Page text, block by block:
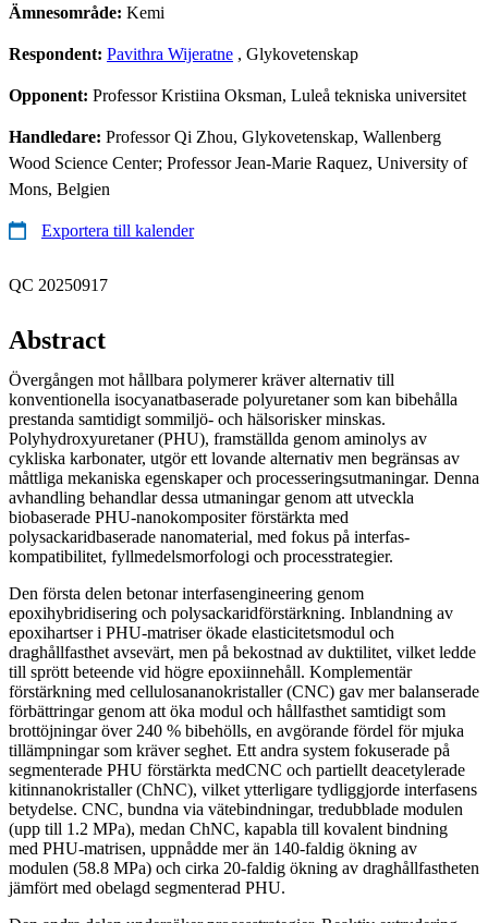
Ämnesområde: Kemi
Respondent: Pavithra Wijeratne , Glykovetenskap
Opponent: Professor Kristiina Oksman, Luleå tekniska universitet
Handledare: Professor Qi Zhou, Glykovetenskap, Wallenberg
Wood Science Center; Professor Jean-Marie Raquez, University of
Mons, Belgien
Exportera till kalender
QC 20250917
Abstract
Övergången mot hållbara polymerer kräver alternativ till
konventionella isocyanatbaserade polyuretaner som kan bibehålla
prestanda samtidigt sommiljö- och hälsorisker minskas.
Polyhydroxyuretaner (PHU), framställda genom aminolys av
cykliska karbonater, utgör ett lovande alternativ men begränsas av
måttliga mekaniska egenskaper och processeringsutmaningar. Denna
avhandling behandlar dessa utmaningar genom att utveckla
biobaserade PHU-nanokompositer förstärkta med
polysackaridbaserade nanomaterial, med fokus på interfas-
kompatibilitet, fyllmedelsmorfologi och processtrategier.
Den första delen betonar interfasengineering genom
epoxihybridisering och polysackaridförstärkning. Inblandning av
epoxihartser i PHU-matriser ökade elasticitetsmodul och
draghållfasthet avsevärt, men på bekostnad av duktilitet, vilket ledde
till sprött beteende vid högre epoxiinnehåll. Komplementär
förstärkning med cellulosananokristaller (CNC) gav mer balanserade
förbättringar genom att öka modul och hållfasthet samtidigt som
brottöjningar över 240 % bibehölls, en avgörande fördel för mjuka
tillämpningar som kräver seghet. Ett andra system fokuserade på
segmenterade PHU förstärkta medCNC och partiellt deacetylerade
kitinnanokristaller (ChNC), vilket ytterligare tydliggjorde interfasens
betydelse. CNC, bundna via vätebindningar, tredubblade modulen
(upp till 1.2 MPa), medan ChNC, kapabla till kovalent bindning
med PHU-matrisen, uppnådde mer än 140-faldig ökning av
modulen (58.8 MPa) och cirka 20-faldig ökning av draghållfastheten
jämfört med obelagd segmenterad PHU.